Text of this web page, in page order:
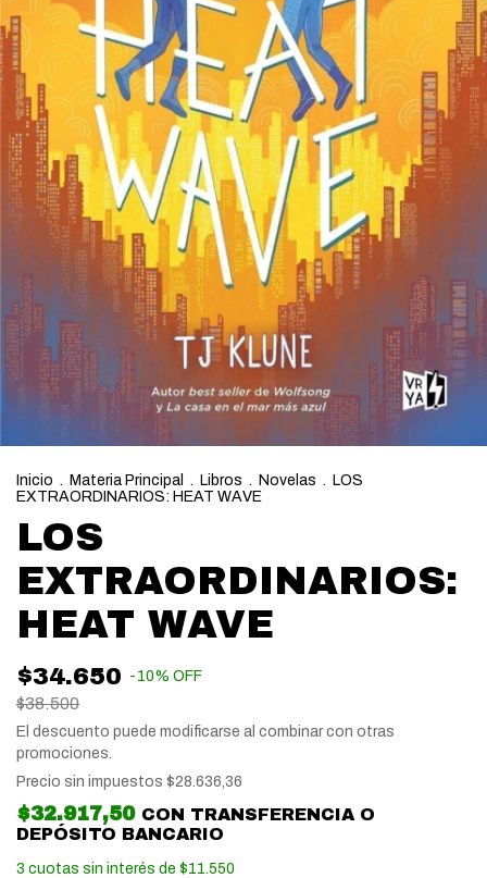
Inicio . Materia Principal . Libros . Novelas . LOS
EXTRAORDINARIOS: HEAT WAVE
LOS
EXTRAORDINARIOS:
HEAT WAVE
$34.650 - 10% OFF
$38.500
El descuento puede modificarse al combinar con otras
promociones.
Precio sin impuestos $28.636,36
$32.917,50 CON TRANSFERENCIA O
DEPÓSITO BANCARIO
3 cuotas sin interés de $11.550